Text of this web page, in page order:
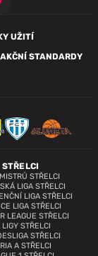
UŽITÍ
STANDARDY
STŘELCI
STŘELCI
LIGA STŘELCI
LIGA STŘELCI
LIGA STŘELCI
LEAGUE STŘELCI
LIGY STŘELCI
STŘELCI
A STŘELCI